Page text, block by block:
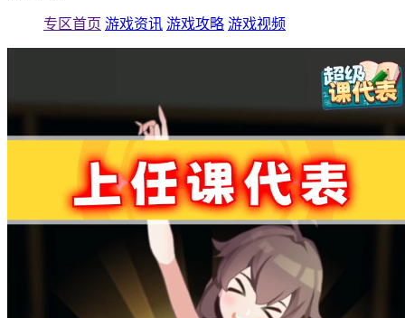
专区首页 游戏资讯 游戏攻略 游戏视频